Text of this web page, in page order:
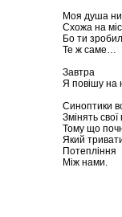
Моя душа
Схожа на
Бо ти
Те ж саме…
Завтра
Я повішу на
Синоптики
Змінять
Тому що
Який
Потепління
Між нами.